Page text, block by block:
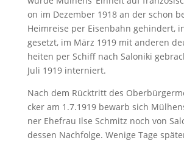
on im De­zem­ber 1918 an der schon
Heim­rei­se per Ei­sen­bahn gehin­dert,
ge­setzt, im März 1919 mit an­de­ren
hei­ten per Schiff nach Saloni­ki
Ju­li 1919 in­ter­niert.
Nach dem Rück­tritt des
cker am 1.7.1919 be­warb sich
ner Ehe­frau Il­se Schmitz noch von
des­sen Nach­fol­ge. We­ni­ge Ta­ge